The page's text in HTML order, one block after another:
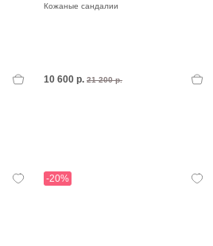
Кожаные сандалии
10 600 р. 21 200 р.
-20%